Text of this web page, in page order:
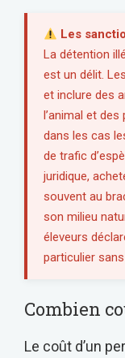
Les
La détention
est un délit.
et inclure des
l’animal et
dans les cas
de trafic
juridique,
souvent au
son milieu
éleveurs
particulier sans
Combien
Le coût d’un